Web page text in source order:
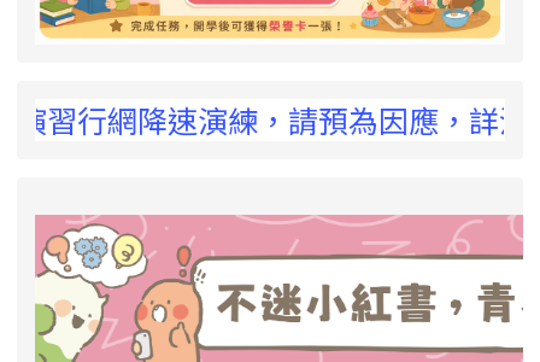
降速演練，請預為因應，詳洽NCC官